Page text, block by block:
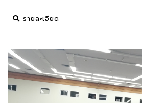
รายละเอียด